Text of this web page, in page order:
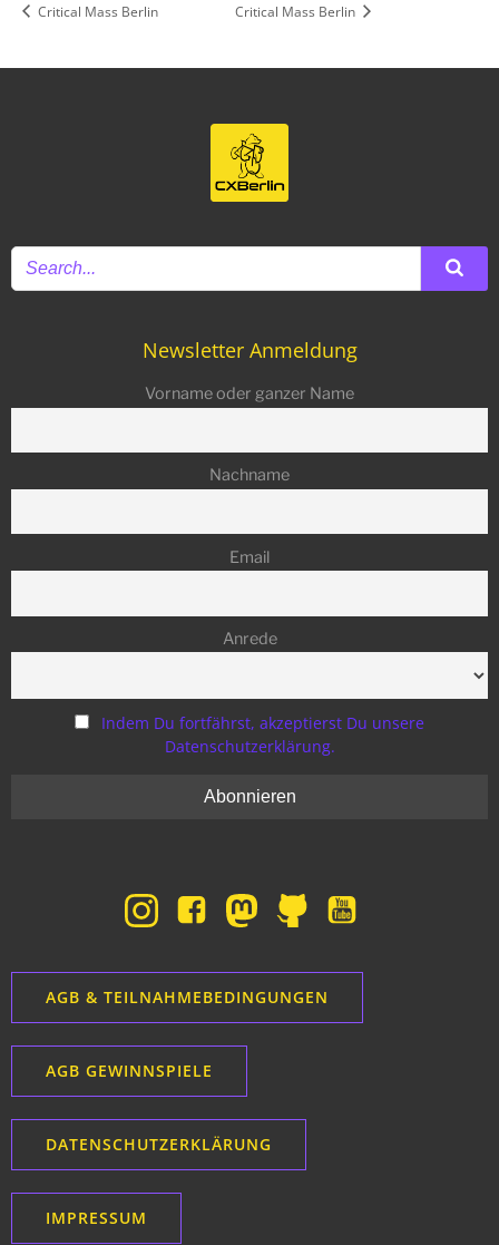
Critical Mass Berlin Critical Mass Berlin
Newsletter Anmeldung
Vorname oder ganzer Name
Nachname
Email
Anrede
Indem Du fortfährst, akzeptierst Du unsere
Datenschutzerklärung.
AGB & TEILNAHMEBEDINGUNGEN
AGB GEWINNSPIELE
DATENSCHUTZERKLÄRUNG
IMPRESSUM